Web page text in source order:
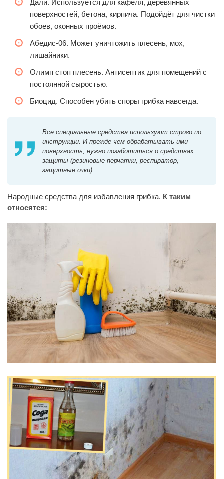
Дали. Используется для кафеля, деревянных
поверхностей, бетона, кирпича. Подойдёт для чистки
обоев, оконных проёмов.
Абедис-06. Может уничтожить плесень, мох,
лишайники.
Олимп стоп плесень. Антисептик для помещений с
постоянной сыростью.
Биоцид. Способен убить споры грибка навсегда.
Все специальные средства используют строго по
инструкции. И прежде чем обрабатывать ими
поверхность, нужно позаботиться о средствах
защиты (резиновые перчатки, респиратор,
защитные очки).
Народные средства для избавления грибка. К таким
относятся: